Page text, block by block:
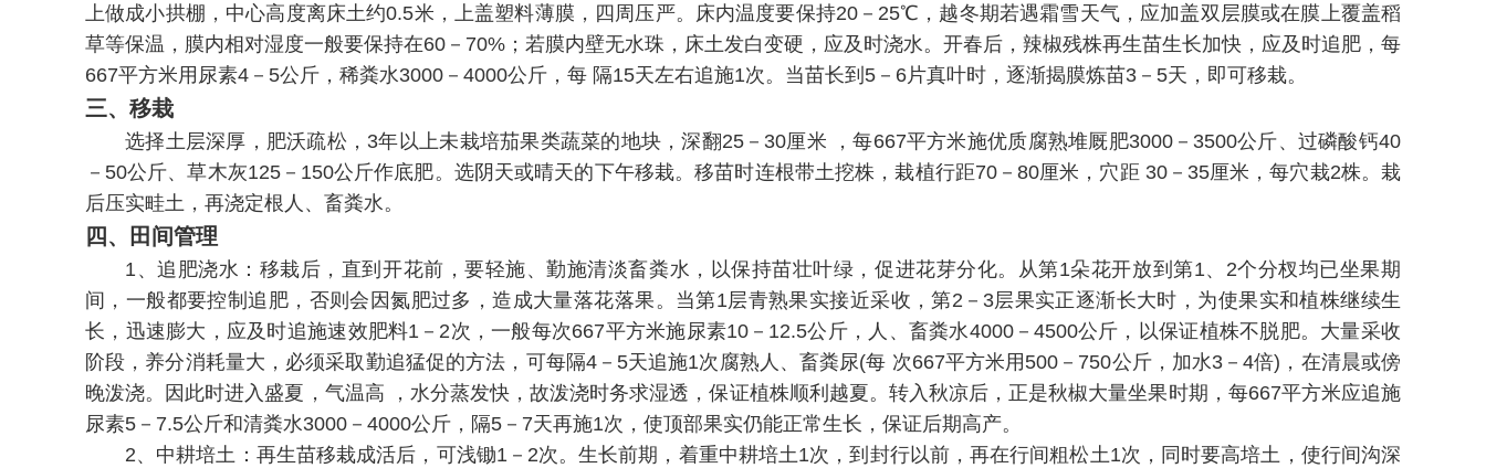
上做成小拱棚，中心高度离床土约0.5米，上盖塑料薄膜，四周压严。床内温度要保持20－25℃，越冬期若遇霜雪天气，应加盖双层膜或在膜上覆盖稻
草等保温，膜内相对湿度一般要保持在60－70%；若膜内壁无水珠，床土发白变硬，应及时浇水。开春后，辣椒残株再生苗生长加快，应及时追肥，每
667平方米用尿素4－5公斤，稀粪水3000－4000公斤，每 隔15天左右追施1次。当苗长到5－6片真叶时，逐渐揭膜炼苗3－5天，即可移栽。
三、移栽
选择土层深厚，肥沃疏松，3年以上未栽培茄果类蔬菜的地块，深翻25－30厘米 ，每667平方米施优质腐熟堆厩肥3000－3500公斤、过磷酸钙40
－50公斤、草木灰125－150公斤作底肥。选阴天或晴天的下午移栽。移苗时连根带土挖株，栽植行距70－80厘米，穴距 30－35厘米，每穴栽2株。栽
后压实畦土，再浇定根人、畜粪水。
四、田间管理
1、追肥浇水：移栽后，直到开花前，要轻施、勤施清淡畜粪水，以保持苗壮叶绿，促进花芽分化。从第1朵花开放到第1、2个分杈均已坐果期
间，一般都要控制追肥，否则会因氮肥过多，造成大量落花落果。当第1层青熟果实接近采收，第2－3层果实正逐渐长大时，为使果实和植株继续生
长，迅速膨大，应及时追施速效肥料1－2次，一般每次667平方米施尿素10－12.5公斤，人、畜粪水4000－4500公斤，以保证植株不脱肥。大量采收
阶段，养分消耗量大，必须采取勤追猛促的方法，可每隔4－5天追施1次腐熟人、畜粪尿(每 次667平方米用500－750公斤，加水3－4倍)，在清晨或傍
晚泼浇。因此时进入盛夏，气温高 ，水分蒸发快，故泼浇时务求湿透，保证植株顺利越夏。转入秋凉后，正是秋椒大量坐果时期，每667平方米应追施
尿素5－7.5公斤和清粪水3000－4000公斤，隔5－7天再施1次，使顶部果实仍能正常生长，保证后期高产。
2、中耕培土：再生苗移栽成活后，可浅锄1－2次。生长前期，着重中耕培土1次，到封行以前，再在行间粗松土1次，同时要高培土，使行间沟深